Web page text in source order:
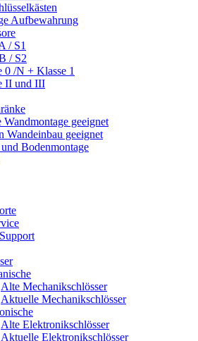
Aufbewahrung
/ S1
/ S2
0 /N + Klasse 1
II und III
Wandmontage geeignet
Wandeinbau geeignet
Bodenmontage
Alte Mechanikschlösser
Aktuelle Mechanikschlösser
Alte Elektronikschlösser
Aktuelle Elektronikschlösser